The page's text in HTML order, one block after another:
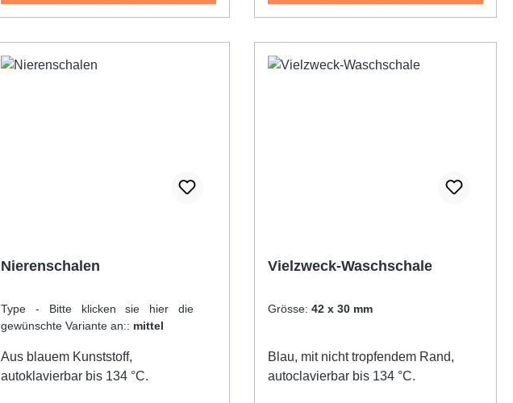
Nierenschalen
Type - Bitte klicken sie hier die
gewünschte Variante an:: mittel
Aus blauem Kunststoff,
autoklavierbar bis 134 °C.
Vielzweck-Waschschale
Grösse: 42 x 30 mm
Blau, mit nicht tropfendem Rand,
autoclavierbar bis 134 °C.